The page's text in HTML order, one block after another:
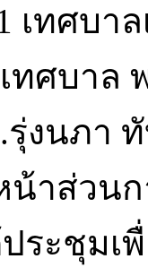
เทศบา
ทศบาล
รุ่งนภา
น้าส่วน
ระชุมเ